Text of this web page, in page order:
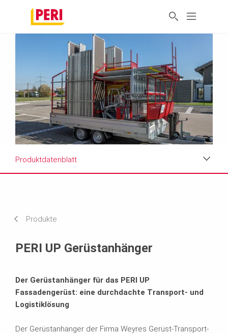
Produktdatenblatt
Produkte
PERI UP Gerüstanhänger
Der Gerüstanhänger für das PERI UP
Fassadengerüst: eine durchdachte Transport- und
Logistiklösung
Der Gerüstanhänger der Firma Weyres Gerüst-Transport-